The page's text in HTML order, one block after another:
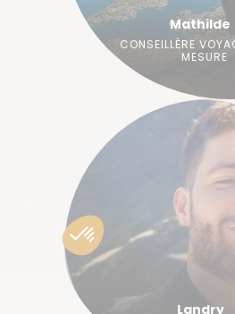
Mathilde
CONSEILLÈRE
MESURE
Landry